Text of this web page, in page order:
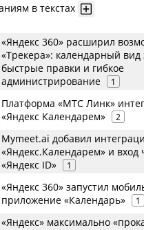
в текстах
«Яндекс 360» расширил
«Трекера»: календарный вид
быстрые правки и гибкое
администрирование
1
Платформа «МТС Линк»
«Яндекс Календарем»
2
Mymeet.ai добавил
«Яндекс.Календарем» и вход
«Яндекс ID»
1
«Яндекс 360» запустил
приложение «Календарь»
1
«Яндекс» максимально